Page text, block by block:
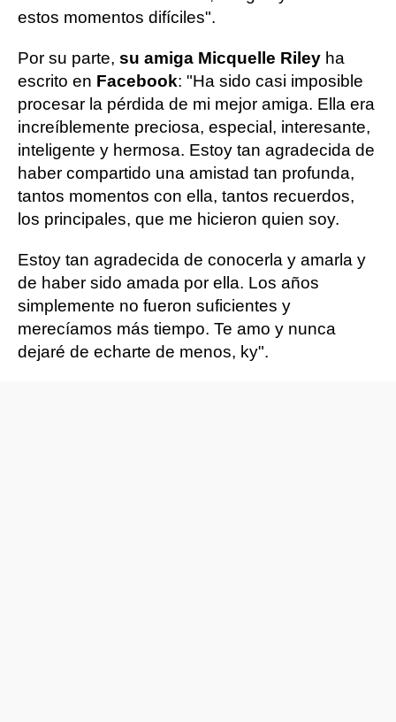
estos momentos difíciles".
Por su parte, su amiga Micquelle Riley ha
escrito en Facebook: "Ha sido casi imposible
procesar la pérdida de mi mejor amiga. Ella era
increíblemente preciosa, especial, interesante,
inteligente y hermosa. Estoy tan agradecida de
haber compartido una amistad tan profunda,
tantos momentos con ella, tantos recuerdos,
los principales, que me hicieron quien soy.
Estoy tan agradecida de conocerla y amarla y
de haber sido amada por ella. Los años
simplemente no fueron suficientes y
merecíamos más tiempo. Te amo y nunca
dejaré de echarte de menos, ky".